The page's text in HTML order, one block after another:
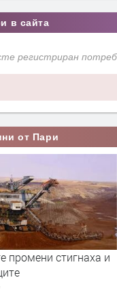
в сайта
регистриран
от Пари
промени стигнаха и